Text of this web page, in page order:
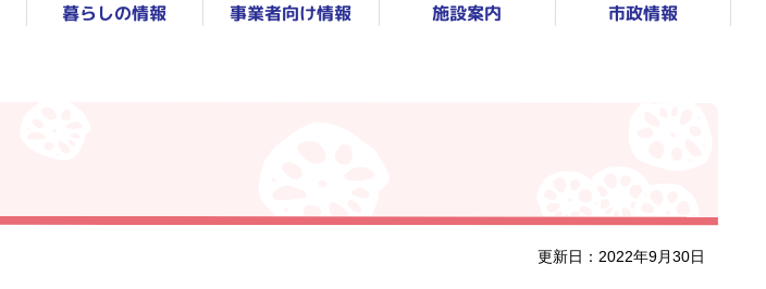
暮らしの情報 事業者向け情報 施設案内 市政情報
更新日：2022年9月30日